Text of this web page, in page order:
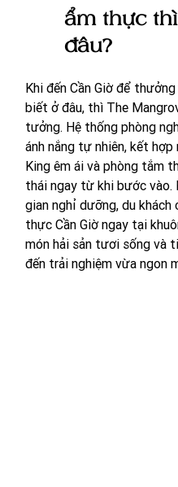
ẩm thực
đâu?
Khi đến Cần Giờ để
biết ở đâu, thì The
tưởng. Hệ thống phòng
ánh nắng tự nhiên, kết
King êm ái và phòng tắm
thái ngay từ khi bước vào.
gian nghỉ dưỡng, du
thực Cần Giờ ngay tại
món hải sản tươi sống và
đến trải nghiệm vừa ngon